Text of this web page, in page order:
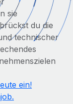
zu
sie
du die
technischer
ein!